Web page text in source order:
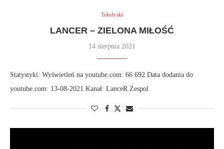
Teledyski
LANCER – ZIELONA MIŁOŚĆ
14 sierpnia 2021
Statystyki: Wyświetleń na youtube.com: 66 692 Data dodania do
youtube.com: 13-08-2021 Kanał: LanceR Zespol